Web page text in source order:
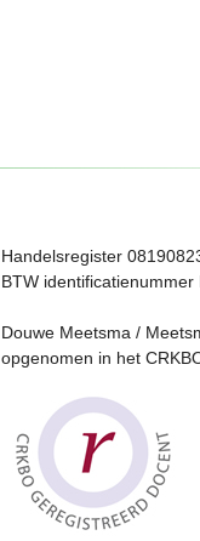
Handelsregister
BTW
Douwe Meetsma /
opgenomen in het